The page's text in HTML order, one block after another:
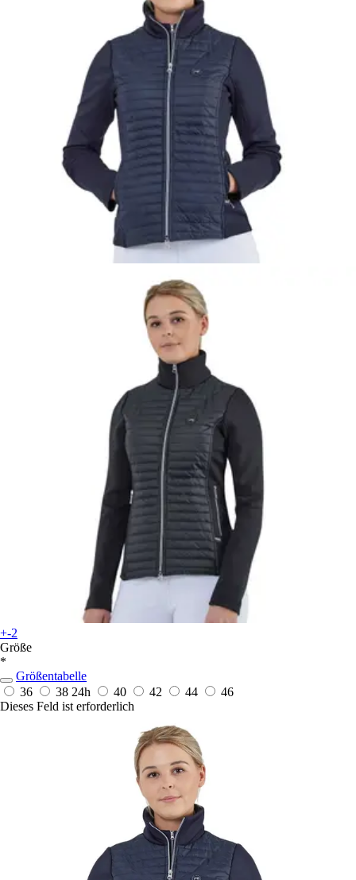
+-2
Größe
*
Größentabelle
36
38 24h 40 42 44
46
Dieses Feld ist erforderlich